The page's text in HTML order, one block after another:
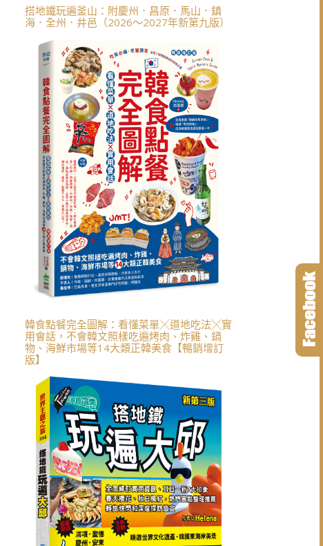
搭地鐵玩遍釜山：附慶州．昌原．馬山．鎮
海．全州．井邑（2026～2027年新第九版）
韓食點餐完全圖解：看懂菜單╳道地吃法╳實
用會話，不會韓文照樣吃遍烤肉、炸雞、鍋
物、海鮮市場等14大類正韓美食【暢銷增訂
版】